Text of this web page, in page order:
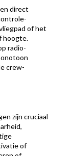
direct
of het
hoogte.
radio-
crew-
zijn cruciaal
of